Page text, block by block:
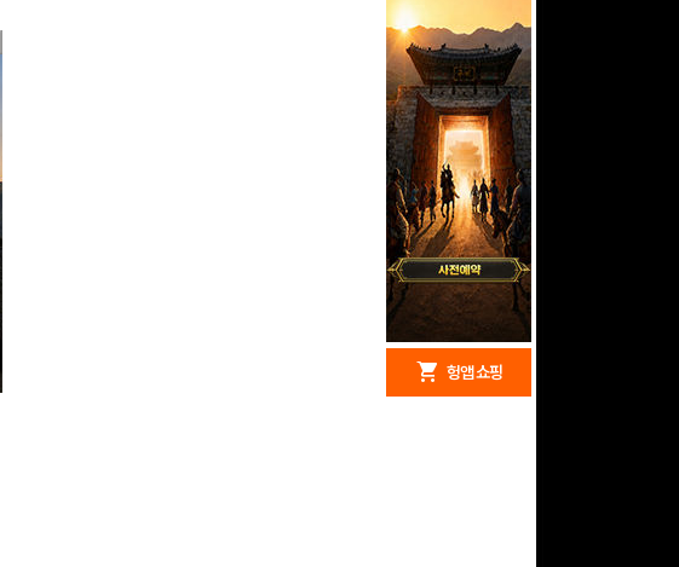
shopping_cart 헝앱 쇼핑